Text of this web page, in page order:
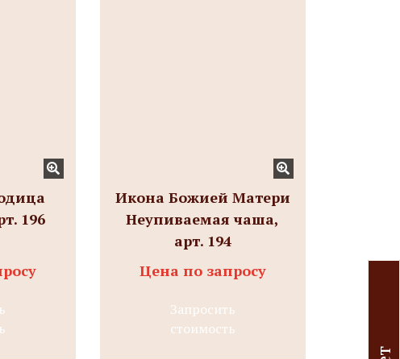
196
Икона Божией Матери
Неупиваемая чаша,
арт. 194
Цена по запросу
Запросить
стоимость